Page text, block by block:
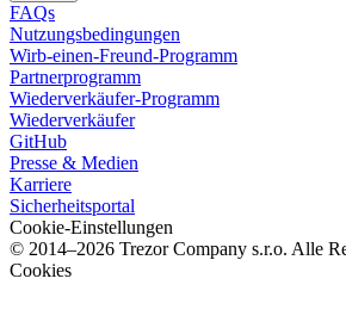
FAQs
Nutzungsbedingungen
Wirb-einen-Freund-Programm
Partnerprogramm
Wiederverkäufer-Programm
Wiederverkäufer
GitHub
Presse & Medien
Karriere
Sicherheitsportal
Cookie-Einstellungen
© 2014–2026 Trezor Company s.r.o. Alle
Cookies